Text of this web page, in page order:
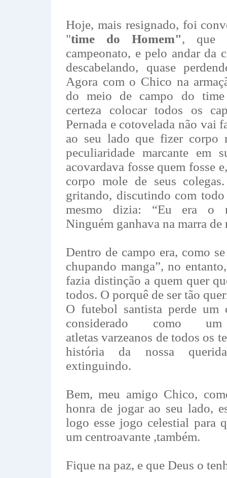
Hoje, mais resignado, foi
"time do Homem", que
campeonato, e pelo andar da
descabelando, quase
Agora com o Chico na
do meio de campo do
certeza colocar todos os
Pernada e cotovelada não vai
ao seu lado que fizer corpo
peculiaridade marcante em
acovardava fosse quem fosse
corpo mole de seus
gritando, discutindo com
mesmo dizia: “Eu era o
Ninguém ganhava na marra de
Dentro de campo era, como
chupando manga”, no
fazia distinção a quem quer
todos. O porquê de ser tão
O futebol santista perde um
considerado como
atletas varzeanos de todos os
história da nossa
extinguindo.
Bem, meu amigo Chico,
honra de jogar ao seu lado,
logo esse jogo celestial para
um centroavante ,também.
Fique na paz, e que Deus o